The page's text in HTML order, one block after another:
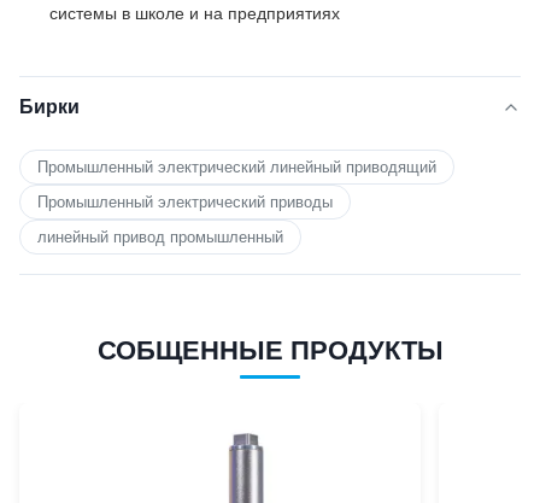
системы в школе и на предприятиях
Бирки
Промышленный электрический линейный приводящий
Промышленный электрический приводы
линейный привод промышленный
СОБЩЕННЫЕ ПРОДУКТЫ